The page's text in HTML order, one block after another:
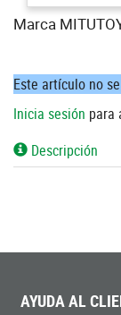
Marca
Este artículo no
Inicia sesión para
Descripción
AYUDA AL